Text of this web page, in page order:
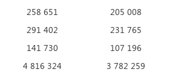
258 651 205 008
291 402 231 765
141 730 107 196
4 816 324 3 782 259